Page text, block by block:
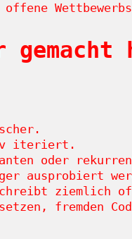
gemacht
iteriert.
oder
ausprobiert
ziemlich
fremden